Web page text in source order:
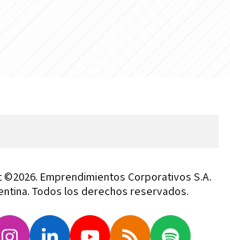
Emprendimientos Corporativos S.A.
Todos los derechos reservados.